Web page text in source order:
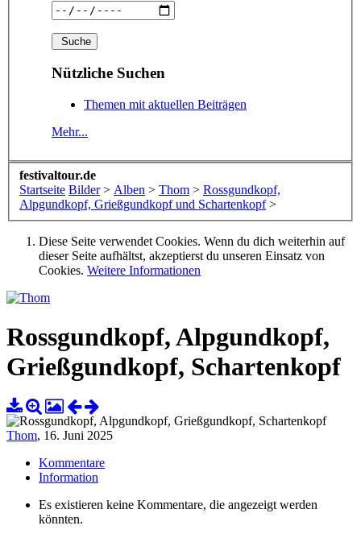
Nützliche Suchen
Themen mit aktuellen Beiträgen
Mehr...
festivaltour.de
Startseite Bilder > Alben > Thom > Rossgundkopf,
Alpgundkopf, Grießgundkopf und Schartenkopf >
Diese Seite verwendet Cookies. Wenn du dich weiterhin auf
dieser Seite aufhältst, akzeptierst du unseren Einsatz von
Cookies. Weitere Informationen
Rossgundkopf, Alpgundkopf,
Grießgundkopf, Schartenkopf
Thom, 16. Juni 2025
Kommentare
Information
Es existieren keine Kommentare, die angezeigt werden
könnten.